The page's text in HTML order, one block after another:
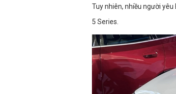
Tuy nhiên, nhiều người
5 Series.